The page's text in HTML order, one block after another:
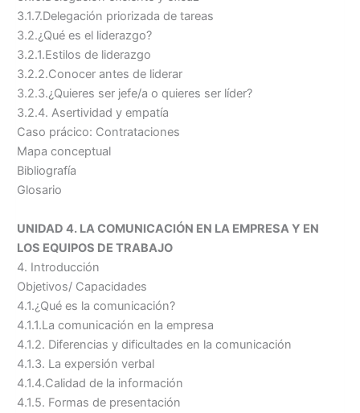
3.1.7.Delegación priorizada de tareas
3.2.¿Qué es el liderazgo?
3.2.1.Estilos de liderazgo
3.2.2.Conocer antes de liderar
3.2.3.¿Quieres ser jefe/a o quieres ser líder?
3.2.4. Asertividad y empatía
Caso prácico: Contrataciones
Mapa conceptual
Bibliografía
Glosario
UNIDAD 4. LA COMUNICACIÓN EN LA EMPRESA Y EN
LOS EQUIPOS DE TRABAJO
4. Introducción
Objetivos/ Capacidades
4.1.¿Qué es la comunicación?
4.1.1.La comunicación en la empresa
4.1.2. Diferencias y dificultades en la comunicación
4.1.3. La expersión verbal
4.1.4.Calidad de la información
4.1.5. Formas de presentación